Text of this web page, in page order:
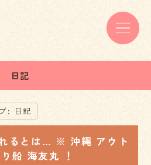
日記
: 日記
るとは… ※ 沖縄 アウト
船 海友丸 ！